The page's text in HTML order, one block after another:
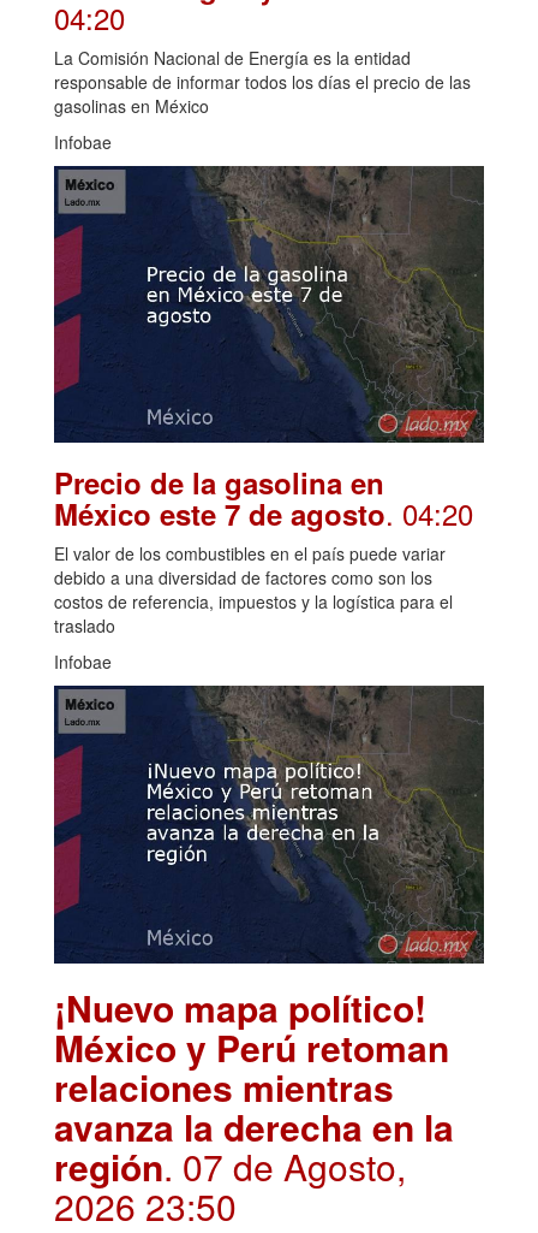
04:20
La Comisión Nacional de Energía es la entidad
responsable de informar todos los días el precio de las
gasolinas en México
Infobae
Precio de la gasolina en
México este 7 de agosto. 04:20
El valor de los combustibles en el país puede variar
debido a una diversidad de factores como son los
costos de referencia, impuestos y la logística para el
traslado
Infobae
¡Nuevo mapa político!
México y Perú retoman
relaciones mientras
avanza la derecha en la
región. 07 de Agosto,
2026 23:50